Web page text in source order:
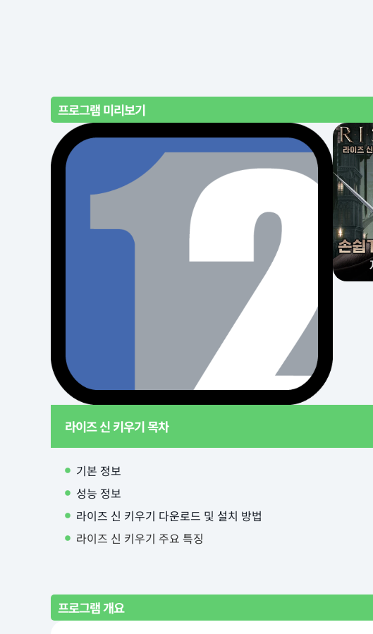
프로그램 미리보기
라이즈 신 키우기 목차
기본 정보
성능 정보
라이즈 신 키우기 다운로드 및 설치 방법
라이즈 신 키우기 주요 특징
프로그램 개요